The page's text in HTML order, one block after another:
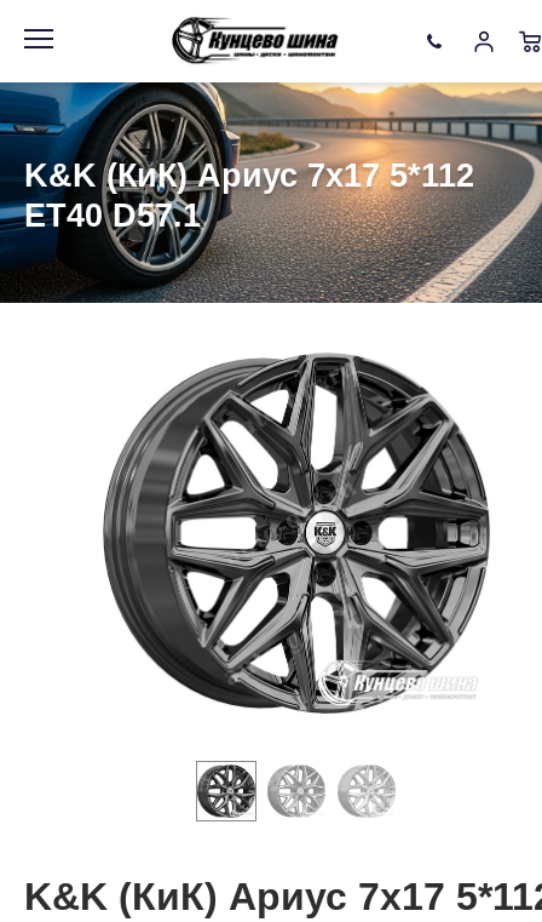
K&K (КиК) Ариус 7x17 5*112
ET40 D57.1
K&K (КиК) Ариус 7x17
Информация Фото товара